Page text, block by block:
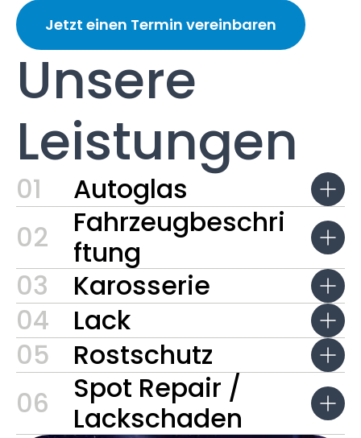
Jetzt einen Termin vereinbaren
Unsere
Leistungen
01
Autoglas
02
Fahrzeugbeschri
ftung
03
Karosserie
04
Lack
05
Rostschutz
06
Spot Repair /
Lackschaden